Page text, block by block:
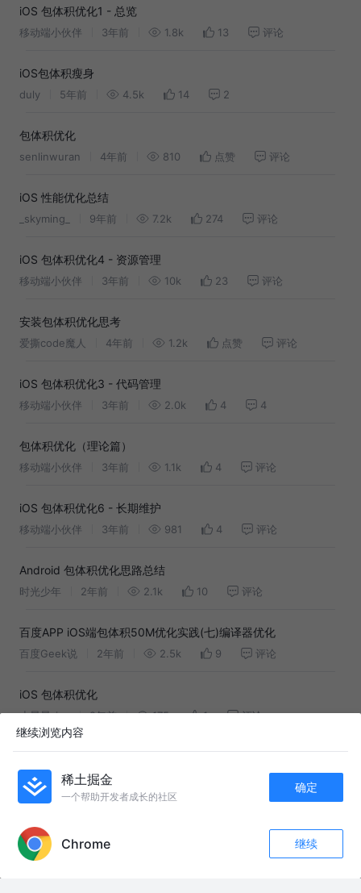
20
iOS 包体积优化1 - 总览
移动端小伙伴 3年前 1.8k 13 评论
iOS包体积瘦身
duly 5年前 4.5k 14 2
包体积优化
senlinwuran 4年前 810 点赞 评论
iOS 性能优化总结
_skyming_ 9年前 7.2k 274 评论
iOS 包体积优化4 - 资源管理
移动端小伙伴 3年前 10k 23 评论
安装包体积优化思考
爱撕code魔人 4年前 1.2k 点赞 评论
iOS 包体积优化3 - 代码管理
移动端小伙伴 3年前 2.0k 4 4
包体积优化（理论篇）
移动端小伙伴 3年前 1.1k 4 评论
iOS 包体积优化6 - 长期维护
移动端小伙伴 3年前 981 4 评论
Android 包体积优化思路总结
时光少年 2年前 2.1k 10 评论
百度APP iOS端包体积50M优化实践(七)编译器优化
百度Geek说 2年前 2.5k 9 评论
iOS 包体积优化
小星星_ios 2年前 175 1 评论
iOS安装包大小优化笔记
upstream 3年前
百度Geek说 3年前
继续浏览内容
稀土掘金
一个帮助开发者成长的社区
确定
Chrome 继续